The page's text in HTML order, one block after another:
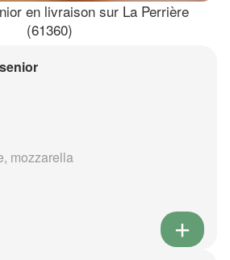
en livraison sur La Perrière
(61360)
mozzarella